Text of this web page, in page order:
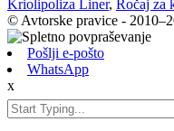
Kriolipoliza Liner, Ročaj za
© Avtorske pravice -
Pošlji e-pošto
WhatsApp
x